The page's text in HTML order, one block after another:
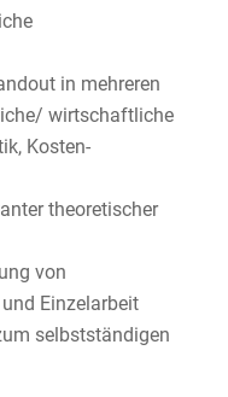
in mehreren
wirtschaftliche
Kosten-
theoretischer
von
Einzelarbeit
selbstständigen